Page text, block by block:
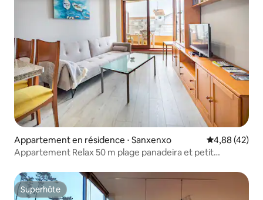
Appartement en résidence ⋅ Sanxenxo Évaluation
4,88 (42)
Appartement Relax 50 m plage panadeira et petit
Superhôte
Superhôte